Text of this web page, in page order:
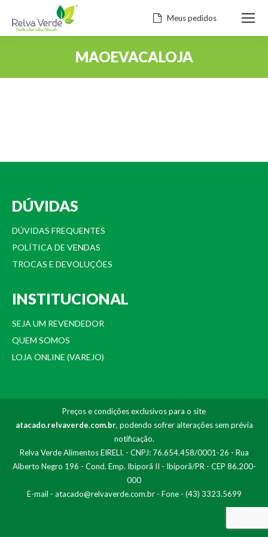
Meus pedidos
MAOEVACALOJA
DÚVIDAS
DÚVIDAS FREQUENTES
POLÍTICA DE VENDAS
TROCAS E DEVOLUÇÕES
INSTITUCIONAL
SEJA UM REVENDEDOR
QUEM SOMOS
LOJA ONLINE (VAREJO)
Preços e condições exclusivos para o site
atacado.relvaverde.com.br, podendo sofrer alterações sem prévia
notificação.
Relva Verde Alimentos EIRELI. - CNPJ: 76.654.458/0001-26 - Rua
Alberto Negro 196 - Cond. Emp. Ibiporã II - Ibiporã/PR - CEP 86.200-
000
E-mail - atacado@relvaverde.com.br- Fone - (43) 3323.5699